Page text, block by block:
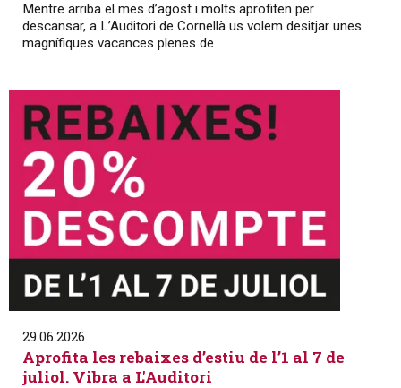
Mentre arriba el mes d’agost i molts aprofiten per
descansar, a L’Auditori de Cornellà us volem desitjar unes
magnífiques vacances plenes de...
29.06.2026
Aprofita les rebaixes d’estiu de l’1 al 7 de
juliol. Vibra a L'Auditori